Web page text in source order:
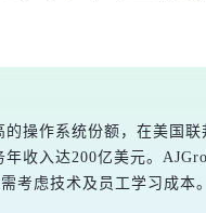
操作系统份额，在美国
收入达200亿美元。
虑技术及员工学习成